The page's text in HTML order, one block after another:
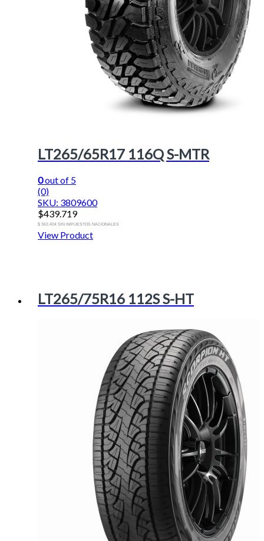
LT265/65R17 116Q S-MTR
0out of 5
(0)
SKU: 3809600
$439.719
$ 363.404 SIN IMPUESTOS NACIONALES
View Product
LT265/75R16 112S S-HT